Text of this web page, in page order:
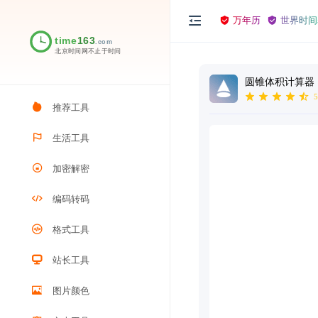
推荐工具
生活工具
加密解密
编码转码
格式工具
站长工具
图片颜色
万年历 世界时
圆锥体积计算器
5